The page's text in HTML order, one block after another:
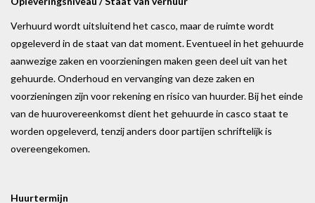
Verhuurd wordt uitsluitend het casco, maar de ruimte wordt
opgeleverd in de staat van dat moment. Eventueel in het gehuurde
aanwezige zaken en voorzieningen maken geen deel uit van het
gehuurde. Onderhoud en vervanging van deze zaken en
voorzieningen zijn voor rekening en risico van huurder. Bij het einde
van de huurovereenkomst dient het gehuurde in casco staat te
worden opgeleverd, tenzij anders door partijen schriftelijk is
overeengekomen.
Huurtermijn